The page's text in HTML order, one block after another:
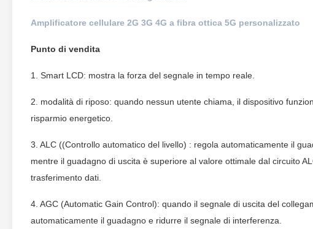
Amplificatore cellulare 2G 3G 4G a fibra ottica 5G personalizzato
Punto di vendita
1. Smart LCD: mostra la forza del segnale in tempo reale.
2. modalità di riposo: quando nessun utente chiama, il dispositivo
risparmio energetico.
3. ALC ((Controllo automatico del livello) : regola automaticamente il
mentre il guadagno di uscita è superiore al valore ottimale dal circuito
trasferimento dati.
4. AGC (Automatic Gain Control): quando il segnale di uscita del
automaticamente il guadagno e ridurre il segnale di interferenza.